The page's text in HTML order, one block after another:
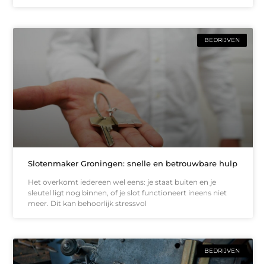
BEDRIJVEN
Slotenmaker Groningen: snelle en betrouwbare hulp
Het overkomt iedereen wel eens: je staat buiten en je
sleutel ligt nog binnen, of je slot functioneert ineens niet
meer. Dit kan behoorlijk stressvol
BEDRIJVEN